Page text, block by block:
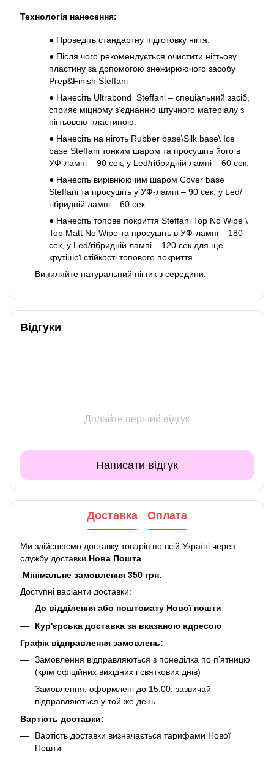
Технологія нанесення:
● Проведіть стандартну підготовку нігтя.
● Після чого рекомендується очистити нігтьову
пластину за допомогою знежирюючого засобу
Prep&Finish Steffani
● Нанесіть Ultrabond Steffani – спеціальний засіб,
сприяє міцному з’єднанню штучного матеріалу з
нігтьовою пластиною.
● Нанесіть на ніготь Rubber base\Silk base\ Ice
base Steffani тонким шаром та просушіть його в
УФ-лампі – 90 сек, у Led/гібридній лампі – 60 сек.
● Нанесіть вирівнюючим шаром Cover base
Steffani та просушіть у УФ-лампі – 90 сек, у Led/
гібридній лампі – 60 сек.
● Нанесіть топове покриття Steffani Top No Wipe \
Top Matt No Wipe та просушіть в УФ-лампі – 180
сек, у Led/гібридній лампі – 120 сек для ще
крутішої стійкості топового покриття.
Випиляйте натуральний нігтик з середини.
Відгуки
Додайте перший відгук
Написати відгук
Доставка Оплата
Ми здійснюємо доставку товарів по всій Україні через
службу доставки Нова Пошта
Мінімальне замовлення 350 грн.
Доступні варіанти доставки:
До відділення або поштомату Нової пошти
Кур'єрська доставка за вказаною адресою
Графік відправлення замовлень:
Замовлення відправляються з понеділка по п’ятницю
(крім офіційних вихідних і святкових днів)
Замовлення, оформлені до 15:00, зазвичай
відправляються у той же день
Вартість доставки:
Вартість доставки визначається тарифами Нової
Пошти